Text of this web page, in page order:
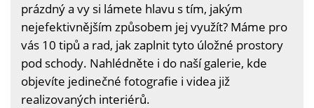
prázdný a vy si lámete hlavu s tím, jakým
nejefektivnějším způsobem jej využít? Máme pro
vás 10 tipů a rad, jak zaplnit tyto úložné prostory
pod schody. Nahlédněte i do naší galerie, kde
objevíte jedinečné fotografie i videa již
realizovaných interiérů.